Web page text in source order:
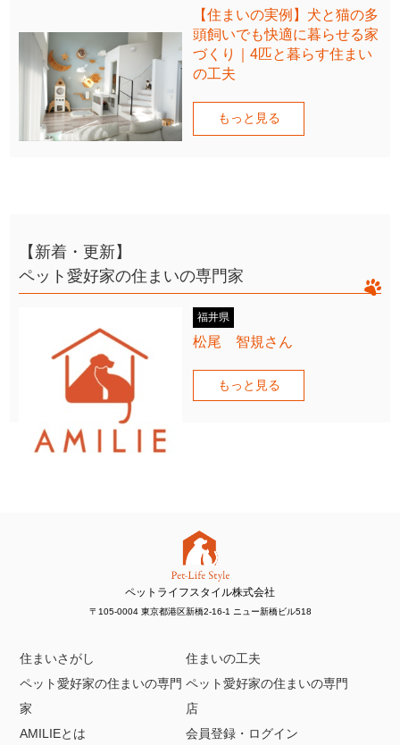
【住まいの実例】犬と猫の多
頭飼いでも快適に暮らせる家
づくり｜4匹と暮らす住まい
の工夫
もっと見る
【新着・更新】
ペット愛好家の住まいの専門家
福井県
松尾 智規さん
もっと見る
ペットライフスタイル株式会社
〒105-0004 東京都港区新橋2-16-1 ニュー新橋ビル518
住まいさがし
住まいの工夫
ペット愛好家の住まいの専門
家
ペット愛好家の住まいの専門
店
AMILIEとは
会員登録・ログイン